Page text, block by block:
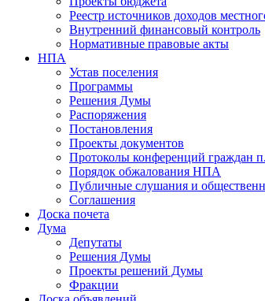
Реестр источников доходов
Внутренний финансовый контроль
Нормативные правовые акты
НПА
Устав поселения
Программы
Решения Думы
Распоряжения
Постановления
Проекты документов
Протоколы конференций граждан
Порядок обжалования НПА
Публичные слушания и
Соглашения
Доска почета
Дума
Депутаты
Решения Думы
Проекты решений Думы
Фракции